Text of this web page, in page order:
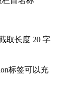
取长度 20 字
标签可以充